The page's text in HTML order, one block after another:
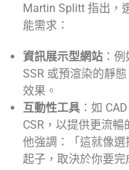
Martin Splitt 指出，
能需求：
資訊展示型網站 ：例
SSR 或預渲染的靜
效果。
互動性工具 ：如
CSR，以提供更流暢
他強調：「這就像
起子，取決於你要完